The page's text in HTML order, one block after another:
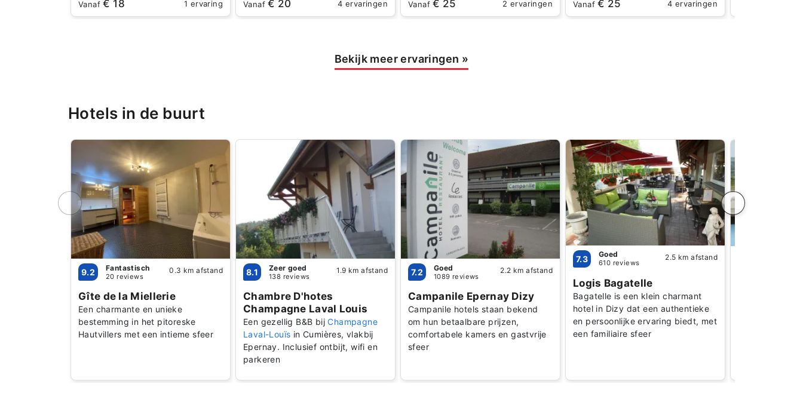
Vanaf€ 18 1 ervaring Vanaf€ 20 4 ervaringen Vanaf€ 25 2 ervaringen Vanaf€ 25 4 ervaringen
Bekijk meer ervaringen »
Hotels in de buurt
9.2 Fantastisch
20 reviews
0.3 km afstand
Gîte de la Miellerie
Een charmante en unieke
bestemming in het pitoreske
Hautvillers met een intieme sfeer
8.1 Zeer goed
138 reviews
1.9 km afstand
Chambre D'hotes
Champagne Laval Louis
Een gezellig B&B bijChampagne
Laval-Louïs in Cumières, vlakbij
Epernay. Inclusief ontbijt, wifi en
parkeren
7.2 Goed
1089 reviews
2.2 km afstand
Campanile Epernay Dizy
Campanile hotels staan bekend
om hun betaalbare prijzen,
comfortabele kamers en gastvrije
sfeer
7.3 Goed
610 reviews
2.5 km afstand
Logis Bagatelle
Bagatelle is een klein charmant
hotel in Dizy dat een authentieke
en persoonlijke ervaring biedt, met
een familiaire sfeer